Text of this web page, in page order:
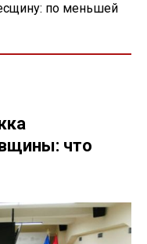
по меньшей
что